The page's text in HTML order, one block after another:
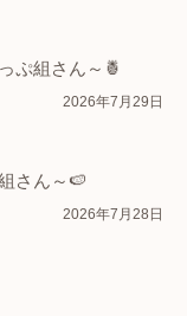
ぷ組さん～🍍
2026年7月29日
さん～🍉
2026年7月28日